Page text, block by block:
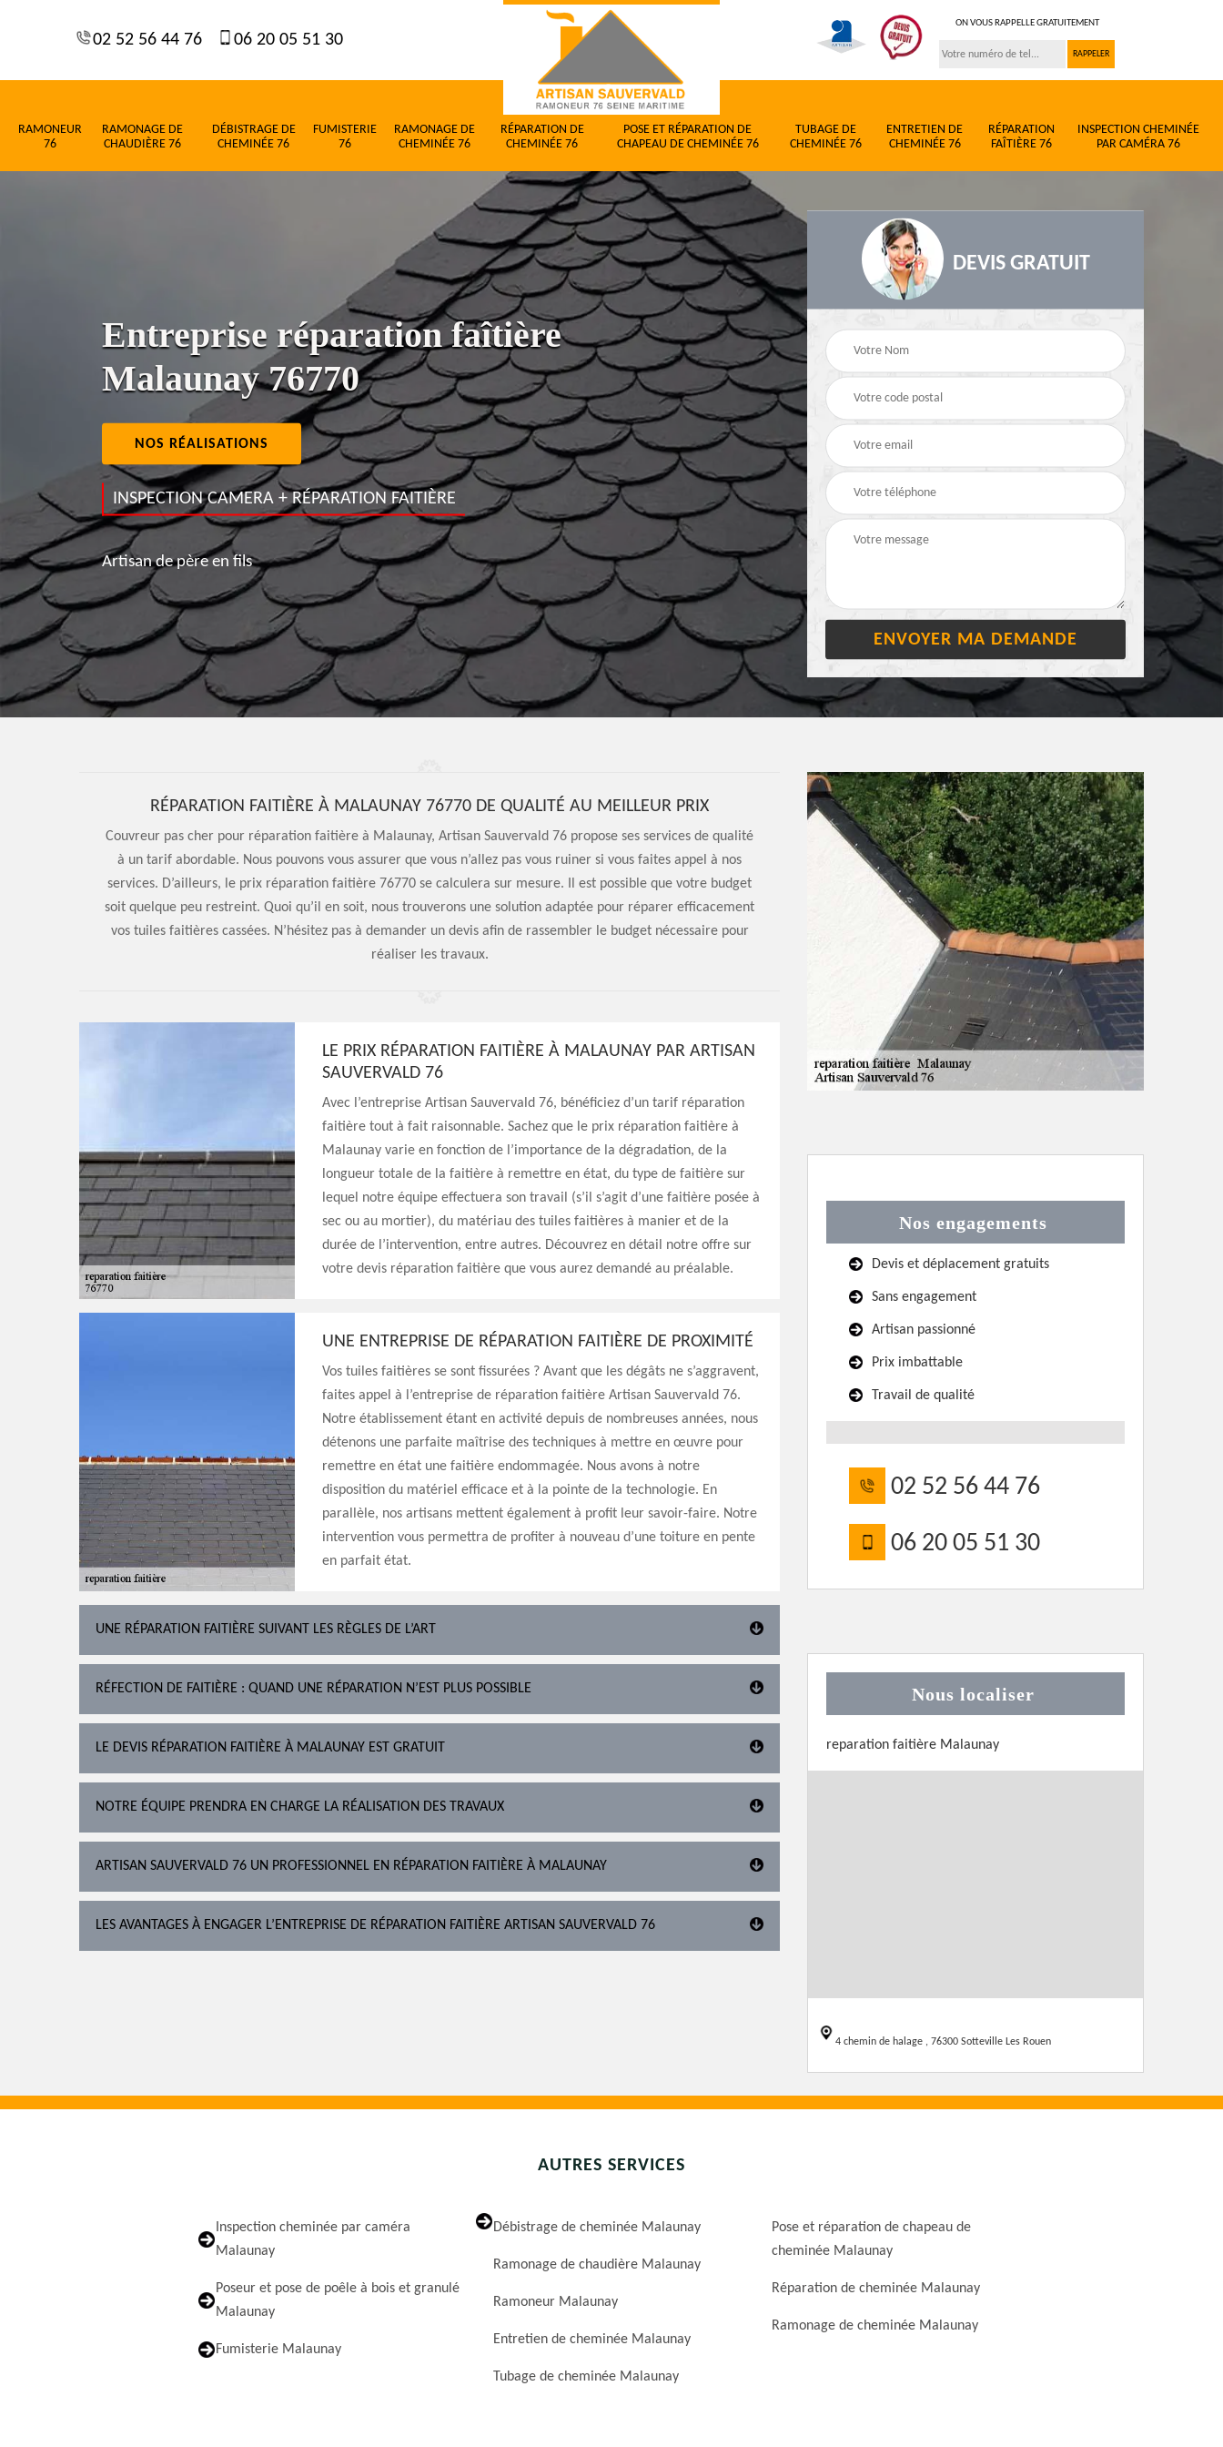
02 52 56 44 76 06 20 05 51 30
ON VOUS RAPPELLE GRATUITEMENT
RAMONEUR
76
RAMONAGE DE
CHAUDIÈRE 76
DÉBISTRAGE DE
CHEMINÉE 76
FUMISTERIE
76
RAMONAGE DE
CHEMINÉE 76
RÉPARATION DE
CHEMINÉE 76
POSE ET RÉPARATION DE
CHAPEAU DE CHEMINÉE 76
TUBAGE DE
CHEMINÉE 76
ENTRETIEN DE
CHEMINÉE 76
RÉPARATION
FAÎTIÈRE 76
INSPECTION CHEMINÉE
PAR CAMÉRA 76
Entreprise réparation faîtière
Malaunay 76770
NOS RÉALISATIONS
INSPECTION CAMERA + RÉPARATION FAITIÈRE
Artisan de père en fils
DEVIS GRATUIT
RÉPARATION FAITIÈRE À MALAUNAY 76770 DE QUALITÉ AU MEILLEUR PRIX
Couvreur pas cher pour réparation faitière à Malaunay, Artisan Sauvervald 76 propose ses services de qualité
à un tarif abordable. Nous pouvons vous assurer que vous n’allez pas vous ruiner si vous faites appel à nos
services. D’ailleurs, le prix réparation faitière 76770 se calculera sur mesure. Il est possible que votre budget
soit quelque peu restreint. Quoi qu’il en soit, nous trouverons une solution adaptée pour réparer efficacement
vos tuiles faitières cassées. N’hésitez pas à demander un devis afin de rassembler le budget nécessaire pour
réaliser les travaux.
LE PRIX RÉPARATION FAITIÈRE À MALAUNAY PAR ARTISAN
SAUVERVALD 76
Avec l’entreprise Artisan Sauvervald 76, bénéficiez d’un tarif réparation
faitière tout à fait raisonnable. Sachez que le prix réparation faitière à
Malaunay varie en fonction de l’importance de la dégradation, de la
longueur totale de la faitière à remettre en état, du type de faitière sur
lequel notre équipe effectuera son travail (s’il s’agit d’une faitière posée à
sec ou au mortier), du matériau des tuiles faitières à manier et de la
durée de l’intervention, entre autres. Découvrez en détail notre offre sur
votre devis réparation faitière que vous aurez demandé au préalable.
UNE ENTREPRISE DE RÉPARATION FAITIÈRE DE PROXIMITÉ
Vos tuiles faitières se sont fissurées ? Avant que les dégâts ne s’aggravent,
faites appel à l’entreprise de réparation faitière Artisan Sauvervald 76.
Notre établissement étant en activité depuis de nombreuses années, nous
détenons une parfaite maîtrise des techniques à mettre en œuvre pour
remettre en état une faitière endommagée. Nous avons à notre
disposition du matériel efficace et à la pointe de la technologie. En
parallèle, nos artisans mettent également à profit leur savoir-faire. Notre
intervention vous permettra de profiter à nouveau d’une toiture en pente
en parfait état.
UNE RÉPARATION FAITIÈRE SUIVANT LES RÈGLES DE L’ART
RÉFECTION DE FAITIÈRE : QUAND UNE RÉPARATION N’EST PLUS POSSIBLE
LE DEVIS RÉPARATION FAITIÈRE À MALAUNAY EST GRATUIT
NOTRE ÉQUIPE PRENDRA EN CHARGE LA RÉALISATION DES TRAVAUX
ARTISAN SAUVERVALD 76 UN PROFESSIONNEL EN RÉPARATION FAITIÈRE À MALAUNAY
LES AVANTAGES À ENGAGER L’ENTREPRISE DE RÉPARATION FAITIÈRE ARTISAN SAUVERVALD 76
Nos engagements
Devis et déplacement gratuits
Sans engagement
Artisan passionné
Prix imbattable
Travail de qualité
02 52 56 44 76
06 20 05 51 30
Nous localiser
reparation faitière Malaunay
4 chemin de halage , 76300 Sotteville Les Rouen
AUTRES SERVICES
Inspection cheminée par caméra
Malaunay
Poseur et pose de poêle à bois et granulé
Malaunay
Fumisterie Malaunay
Débistrage de cheminée Malaunay
Ramonage de chaudière Malaunay
Ramoneur Malaunay
Entretien de cheminée Malaunay
Tubage de cheminée Malaunay
Pose et réparation de chapeau de
cheminée Malaunay
Réparation de cheminée Malaunay
Ramonage de cheminée Malaunay